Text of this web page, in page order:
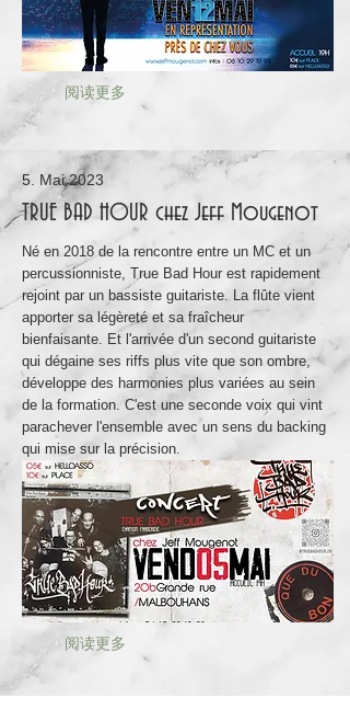
阅读更多
5. Mai 2023
TRUE BAD HOUR chez Jeff Mougenot
Né en 2018 de la rencontre entre un MC et un
percussionniste, True Bad Hour est rapidement
rejoint par un bassiste guitariste. La flûte vient
apporter sa légèreté et sa fraîcheur
bienfaisante. Et l'arrivée d'un second guitariste
qui dégaine ses riffs plus vite que son ombre,
développe des harmonies plus variées au sein
de la formation. C'est une seconde voix qui vint
parachever l'ensemble avec un sens du backing
qui mise sur la précision.
阅读更多